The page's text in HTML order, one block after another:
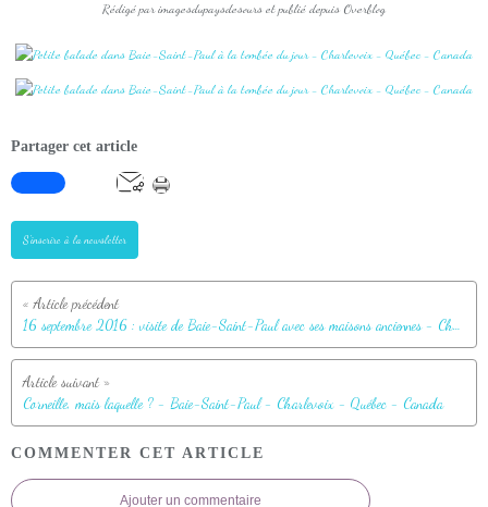
Rédigé par imagesdupaysdesours et publié depuis Overblog
Partager cet article
S'inscrire à la newsletter
16 septembre 2016 : visite de Baie-Saint-Paul avec ses maisons anciennes - Charlevoix - Québec - Canada
Corneille, mais laquelle ? - Baie-Saint-Paul - Charlevoix - Québec - Canada
COMMENTER CET ARTICLE
Ajouter un commentaire